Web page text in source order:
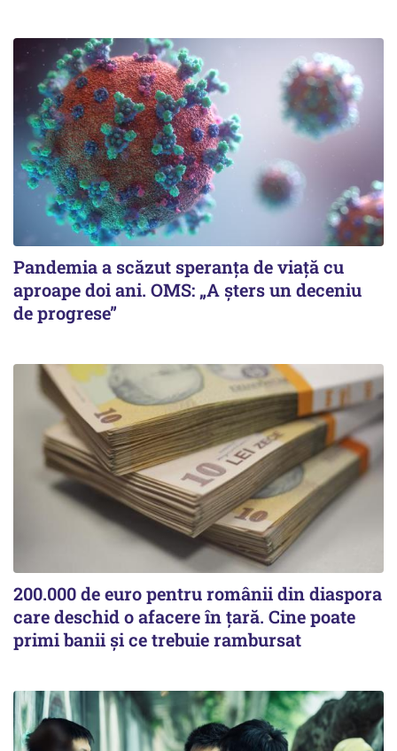
Pandemia a scăzut speranţa de viaţă cu
aproape doi ani. OMS: „A şters un deceniu
de progrese”
200.000 de euro pentru românii din diaspora
care deschid o afacere în țară. Cine poate
primi banii și ce trebuie rambursat